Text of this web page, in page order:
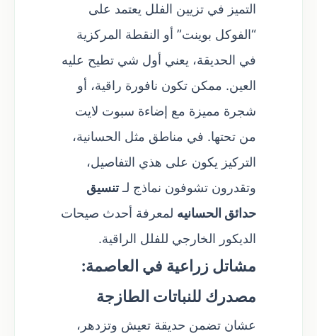
التميز في تزيين الفلل يعتمد على
“الفوكل بوينت” أو النقطة المركزية
في الحديقة، يعني أول شي تطيح عليه
العين. ممكن تكون نافورة راقية، أو
شجرة مميزة مع إضاءة سبوت لايت
من تحتها. في مناطق مثل الحسانية،
التركيز يكون على هذي التفاصيل،
وتقدرون تشوفون نماذج لـتنسيق
حدائق الحسانيه لمعرفة أحدث صيحات
الديكور الخارجي للفلل الراقية.
مشاتل زراعية في العاصمة:
مصدرك للنباتات الطازجة
عشان تضمن حديقة تعيش وتزدهر،